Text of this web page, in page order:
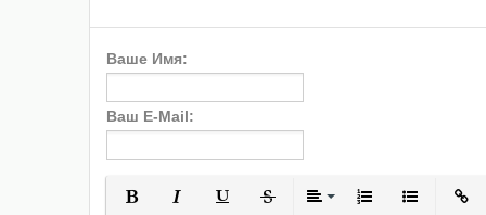
Ваше Имя:
Ваш E-Mail: